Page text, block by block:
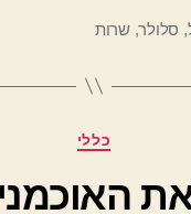
, סלולר,שרות
קטגוריותכללי
את